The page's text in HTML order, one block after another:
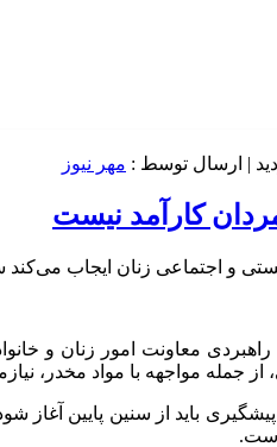
| ارسال توسط : مهر نیوز
کارآمد نیست
و اجتماعی زنان ایجاب
معاونت امور زنان و
جمله مواجهه با مواد مخدر،
باید از سنین پایین آغاز
است.